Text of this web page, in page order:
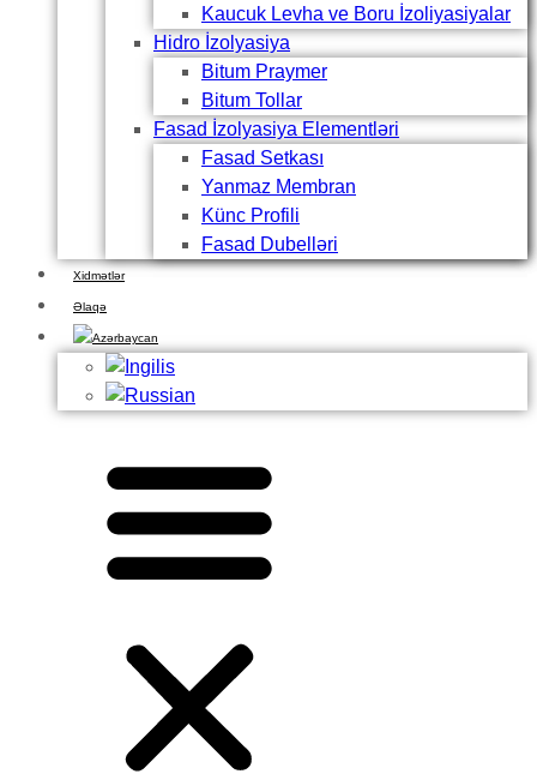
Kaucuk Levha ve Boru İzoliyasiyalar
Hidro İzolyasiya
Bitum Praymer
Bitum Tollar
Fasad İzolyasiya Elementləri
Fasad Setkası
Yanmaz Membran
Künc Profili
Fasad Dubelləri
Xidmətlər
Əlaqə